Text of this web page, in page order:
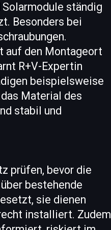
ständig
Besonders bei
auf den Montageort
R+V-Expertin
beispielsweise
Material des
stabil und
prüfen, bevor die
bestehende
sie dienen
installiert. Zudem